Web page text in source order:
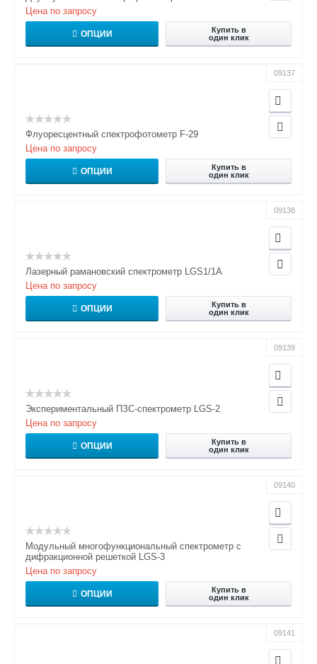
Цена по запросу
ОПЦИИ
Купить в
один клик
09137
Флуоресцентный спектрофотометр F-29
Цена по запросу
ОПЦИИ
Купить в
один клик
09138
Лазерный рамановский спектрометр LGS1/1A
Цена по запросу
ОПЦИИ
Купить в
один клик
09139
Экспериментальный ПЗС-спектрометр LGS-2
Цена по запросу
ОПЦИИ
Купить в
один клик
09140
Модульный многофункциональный спектрометр с
дифракционной решеткой LGS-3
Цена по запросу
ОПЦИИ
Купить в
один клик
09141